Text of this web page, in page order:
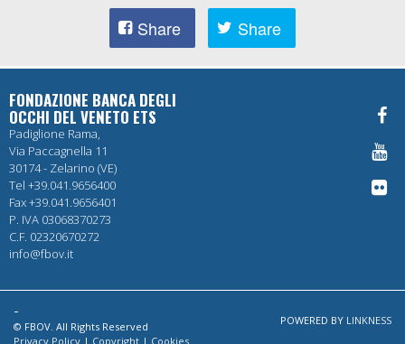
Share Share
FONDAZIONE BANCA DEGLI
OCCHI DEL VENETO ETS
Padiglione Rama,
Via Paccagnella 11
30174 - Zelarino (VE)
Tel +39.041.9656400
Fax +39.041.9656401
P. IVA 03068370273
C.F. 02320670272
info@fbov.it
-
© FBOV. All Rights Reserved
Privacy Policy | Copyright | Cookies
POWERED BY LINKNESS